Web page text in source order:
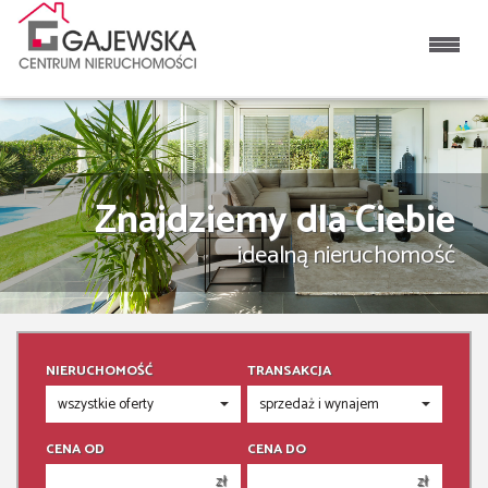
Znajdziemy dla Ciebie
idealną nieruchomość
NIERUCHOMOŚĆ TRANSAKCJA
CENA OD
zł
CENA DO
zł